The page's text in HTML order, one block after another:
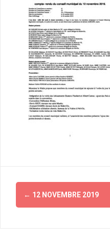
Navigation
d'article
← 12 NOVEMBRE 2019